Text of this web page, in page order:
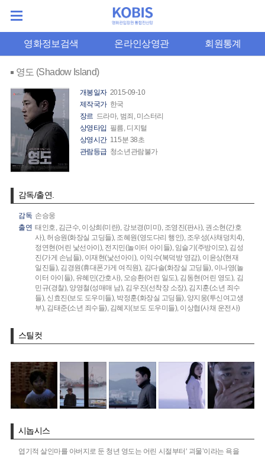
영화정보검색 온라인상영관 회원통계
영도 (Shadow Island)
개봉일자 2015-09-10
제작국가 한국
장르 드라마, 범죄, 미스터리
상영타입 필름, 디지털
상영시간 115분 38초
관람등급 청소년관람불가
감독/출연.
감독 손승웅
출연 태인호, 김근수, 이상희(미란), 강보경(미미), 조영진(판사), 권소현(간호
사),허승원(화장실 고딩들), 조혜원(영도다리 행인), 조우성(사채덩치4),
정연현(어린 낯선아이), 전지민(놀이터 아이들), 임슬기(주방이모), 김성
진(가게 손님들), 이재현(낯선아이), 이익수(복덕방 영감), 이윤상(현재
일진들), 김경원(휴대폰가게 여직원), 김다솔(화장실 고딩들), 이나영(놀
이터 아이들), 유혜민(간호사), 오승환(어린 일도), 김동현(어린 영도), 김
민규(경찰), 양영철(성매매 남), 김우진(선착장 소장), 김지훈(소년 죄수
들), 신효진(보도 도우미들), 박정훈(화장실 고딩들), 양지웅(투신여고생
부), 김태준(소년 죄수들), 김혜지(보도 도우미들), 이상협(사채 운전사)
스틸컷
시놉시스
엽기적 살인마를 아버지로 둔 청년 영도는 어린 시절부터‘ 괴물’이라는 욕을